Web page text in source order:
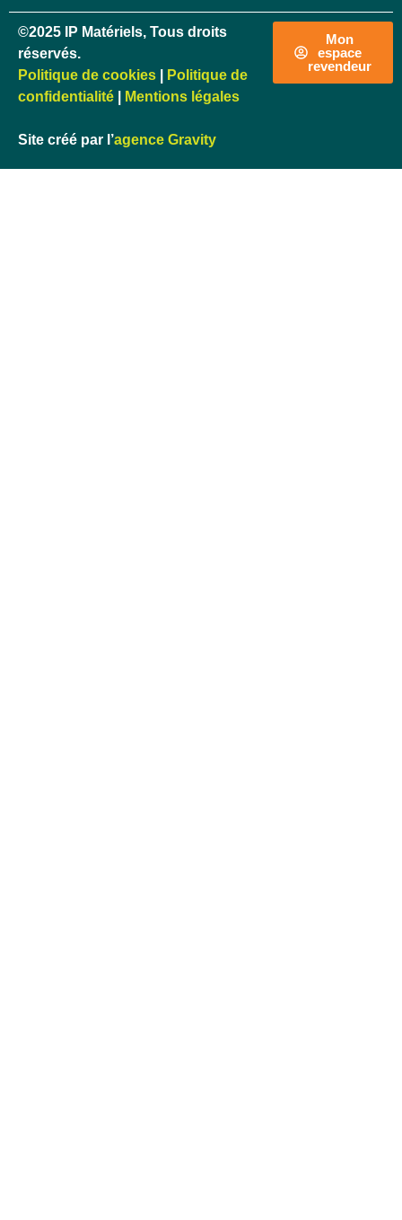
©2025 IP Matériels, Tous droits
réservés.
Politique de cookies
Politique de
confidentialité
Mentions légales
Site créé par l’agence Gravity
Mon
espace
revendeur